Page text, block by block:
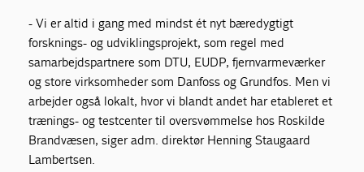
- Vi er altid i gang med mindst ét nyt bæredygtigt
forsknings- og udviklingsprojekt, som regel med
samarbejdspartnere som DTU, EUDP, fjernvarmeværker
og store virksomheder som Danfoss og Grundfos. Men vi
arbejder også lokalt, hvor vi blandt andet har etableret et
trænings- og testcenter til oversvømmelse hos Roskilde
Brandvæsen, siger adm. direktør Henning Staugaard
Lambertsen.